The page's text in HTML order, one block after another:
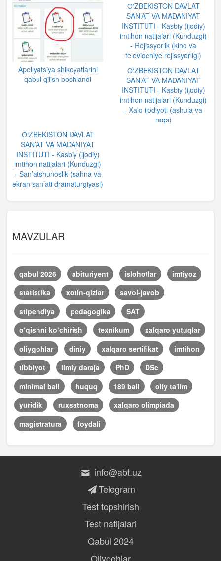
Apellyatsiya shikoyatlarini
qabul qilish boshlandi
О‘ZBEKISTON DAVLAT
SAN’AT VA MADANIYAT
INSTITUTI - Kasbiy (ijodiy)
imtihon natijalari (Kunduzgi)
- Rejissyorlik (kino va
televideniye rejissyorligi)
О‘ZBEKISTON DAVLAT
SAN’AT VA MADANIYAT
INSTITUTI - Kasbiy (ijodiy)
imtihon natijalari (Kunduzgi)
- Xalq ijodiyoti (ashula va
raqs)
О‘ZBEKISTON DAVLAT
SAN’AT VA MADANIYAT
INSTITUTI - Kasbiy (ijodiy)
imtihon natijalari (Kunduzgi)
- San’atshunoslik (sahna va
ekran san’ati dramaturgiyasi)
MAVZULAR
qabul 2026 abituriyent islohotlar
imtiyoz
statistika
xotin-qizlar
savol-javob
stipendiya
pedagogika
SAT
o‘qishni ko‘chirish
texnikum
xalqaro yutuqlar
oliygohlar
diniy xalqaro sertifikat
imtihon
tibbiyot
ilmiy daraja PhD
DSc
minimal ball
huquq 189 ball
oliy ta'lim
yuridik
ruxsatnoma
xalqaro olimpiada
magistratura
foydali
info@abt.uz
Telegram
Test topshirish
Test natijalari
Qabul 2024
Oliygohlar